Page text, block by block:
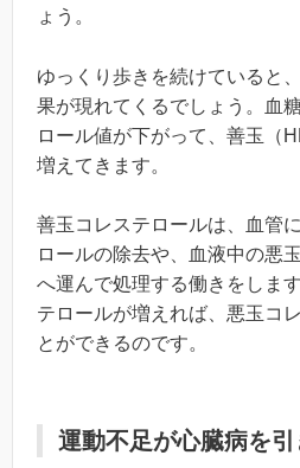
ょう。
ゆっくり歩きを続けていると
果が現れてくるでしょう。血
ロール値が下がって、善玉（
増えてきます。
善玉コレステロールは、血管
ロールの除去や、血液中の悪
へ運んで処理する働きをしま
テロールが増えれば、悪玉コ
とができるのです。
運動不足が心臓病を